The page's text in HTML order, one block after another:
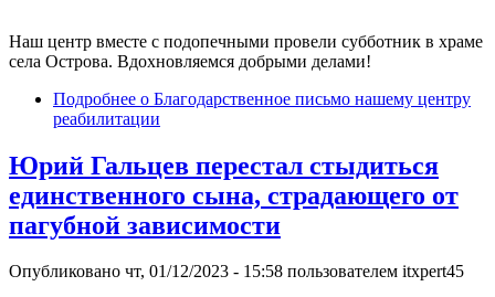
Наш центр вместе с подопечными провели субботник в храме
села Острова. Вдохновляемся добрыми делами!
Подробнее о Благодарственное письмо нашему центру
реабилитации
Юрий Гальцев перестал стыдиться
единственного сына, страдающего от
пагубной зависимости
Опубликовано чт, 01/12/2023 - 15:58 пользователем itxpert45